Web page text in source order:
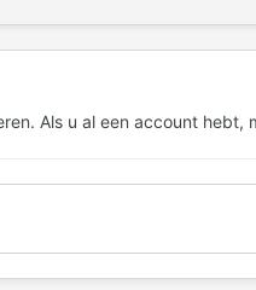
Als u al een account hebt,